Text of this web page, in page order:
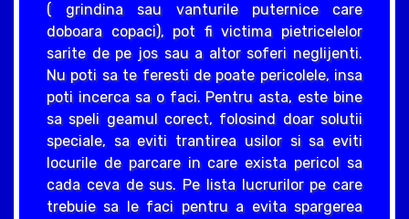
( grindina sau vanturile puternice care
doboara copaci), pot fi victima pietricelelor
sarite de pe jos sau a altor soferi neglijenti.
Nu poti sa te feresti de poate pericolele, insa
poti incerca sa o faci. Pentru asta, este bine
sa speli geamul corect, folosind doar solutii
speciale, sa eviti trantirea usilor si sa eviti
locurile de parcare in care exista pericol sa
cada ceva de sus. Pe lista lucrurilor pe care
trebuie sa le faci pentru a evita spargerea